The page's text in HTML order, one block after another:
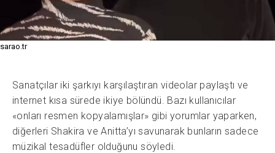
sarao.tr
Sanatçılar iki şarkıyı karşılaştıran videolar paylaştı ve
internet kısa sürede ikiye bölündü. Bazı kullanıcılar
«onları resmen kopyalamışlar» gibi yorumlar yaparken,
diğerleri Shakira ve Anitta’yı savunarak bunların sadece
müzikal tesadüfler olduğunu söyledi.